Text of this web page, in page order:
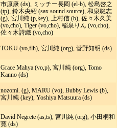
市原康 (ds), ミッチー長岡 (el-b), 松島啓之
(tp), 鈴木央紹 (sax sound source), 和泉聡志
(g), 宮川純 (p,key), 上村信 (b), 佐々木久美
(vo,cho), Tiger (vo,cho), 稲泉りん (vo,cho),
佐々木詩織 (vo,cho)
TOKU (vo,flh), 宮川純 (org), 菅野知明 (ds)
Grace Mahya (vo,p), 宮川純 (org), Tomo
Kanno (ds)
nozomi. (g), MARU (vo), Bubby Lewis (b),
宮川純 (key), Yoshiya Matsuura (ds)
David Negrete (as,ts), 宮川純 (org), 小田桐和
寛 (ds)